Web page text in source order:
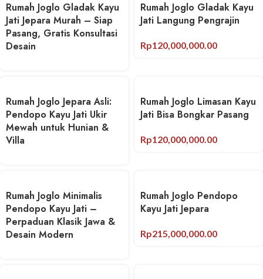
Rumah Joglo Gladak Kayu
Jati Jepara Murah – Siap
Pasang, Gratis Konsultasi
Desain
Rumah Joglo Gladak Kayu
Jati Langung Pengrajin
Rp120,000,000.00
Rumah Joglo Jepara Asli:
Pendopo Kayu Jati Ukir
Mewah untuk Hunian &
Villa
Rumah Joglo Limasan Kayu
Jati Bisa Bongkar Pasang
Rp120,000,000.00
Rumah Joglo Minimalis
Pendopo Kayu Jati –
Perpaduan Klasik Jawa &
Desain Modern
Rumah Joglo Pendopo
Kayu Jati Jepara
Rp215,000,000.00